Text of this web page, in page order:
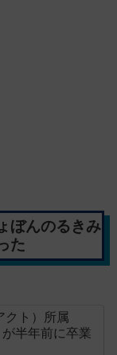
ぼんのるきみ
た
クト）所属
半年前に卒業